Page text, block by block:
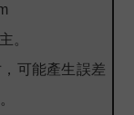
。
可能產生誤差